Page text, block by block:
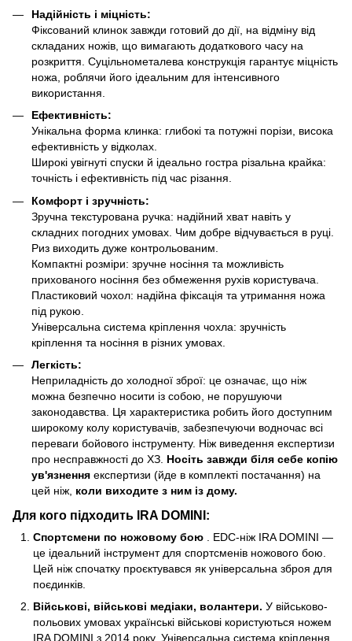
Надійність і міцність:
Фіксований клинок завжди готовий до дії, на відміну від
складаних ножів, що вимагають додаткового часу на
розкриття. Суцільнометалева конструкція гарантує міцність
ножа, роблячи його ідеальним для інтенсивного
використання.
Ефективність:
Унікальна форма клинка: глибокі та потужні порізи, висока
ефективність у відколах.
Широкі увігнуті спуски й ідеально гостра різальна крайка:
точність і ефективність під час різання.
Комфорт і зручність:
Зручна текстурована ручка: надійний хват навіть у
складних погодних умовах. Чим добре відчувається в руці.
Риз виходить дуже контрольованим.
Компактні розміри: зручне носіння та можливість
прихованого носіння без обмеження рухів користувача.
Пластиковий чохол: надійна фіксація та утримання ножа
під рукою.
Універсальна система кріплення чохла: зручність
кріплення та носіння в різних умовах.
Легкість:
Неприладність до холодної зброї: це означає, що ніж
можна безпечно носити із собою, не порушуючи
законодавства. Ця характеристика робить його доступним
широкому колу користувачів, забезпечуючи водночас всі
переваги бойового інструменту. Ніж виведення експертизи
про несправжності до ХЗ. Носіть завжди біля себе копію
ув'язнення експертизи (йде в комплекті постачання) на
цей ніж, коли виходите з ним із дому.
Для кого підходить IRA DOMINI:
Спортсмени по ножовому бою . EDC-ніж IRA DOMINI —
це ідеальний інструмент для спортсменів ножового бою.
Цей ніж спочатку проєктувався як універсальна зброя для
поєдинків.
Військові, військові медіаки, волантери. У військово-
польових умовах українські військові користуються ножем
IRA DOMINI з 2014 року. Універсальна система кріплення